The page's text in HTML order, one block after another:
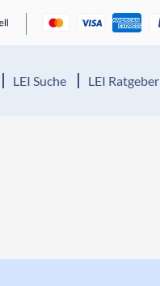
LEI Suche LEI Ratgeber